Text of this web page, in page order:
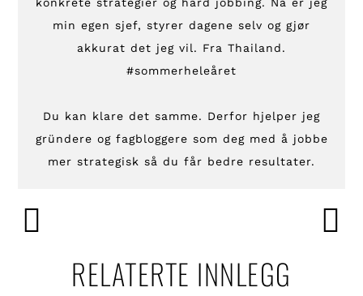
min egen sjef, styrer dagene selv og gjør
akkurat det jeg vil. Fra Thailand.
#sommerheleåret
Du kan klare det samme. Derfor hjelper jeg
gründere og fagbloggere som deg med å jobbe
mer strategisk så du får bedre resultater.
RELATERTE INNLEGG